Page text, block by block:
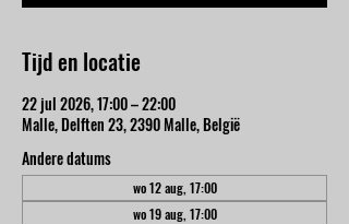
Tijd en locatie
22 jul 2026, 17:00 – 22:00
Malle, Delften 23, 2390 Malle, België
Andere datums
wo 12 aug, 17:00
wo 19 aug, 17:00